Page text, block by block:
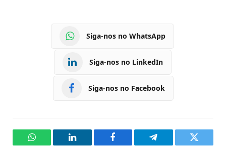
Siga-nos no WhatsApp
Siga-nos no LinkedIn
Siga-nos no Facebook
WhatsAppLinkedIn Facebook Telegram Twitter